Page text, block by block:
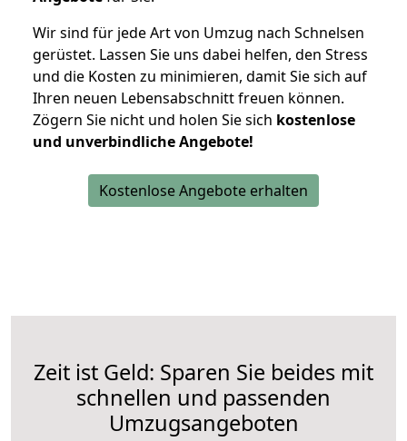
Wir sind für jede Art von Umzug nach Schnelsen
gerüstet. Lassen Sie uns dabei helfen, den Stress
und die Kosten zu minimieren, damit Sie sich auf
Ihren neuen Lebensabschnitt freuen können.
Zögern Sie nicht und holen Sie sich kostenlose
und unverbindliche Angebote!
Kostenlose Angebote erhalten
Zeit ist Geld: Sparen Sie beides mit
schnellen und passenden
Umzugsangeboten